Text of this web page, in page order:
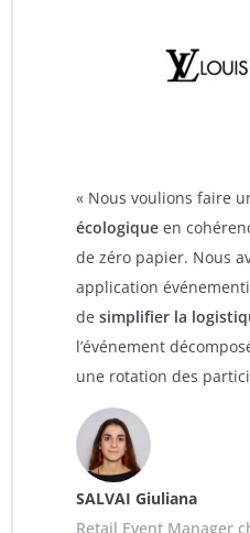
« Nous voulions faire
écologique en
de zéro papier. Nous
application
de simplifier la
l’événement
une rotation des
SALVAI Giuliana
Retail Event Manager